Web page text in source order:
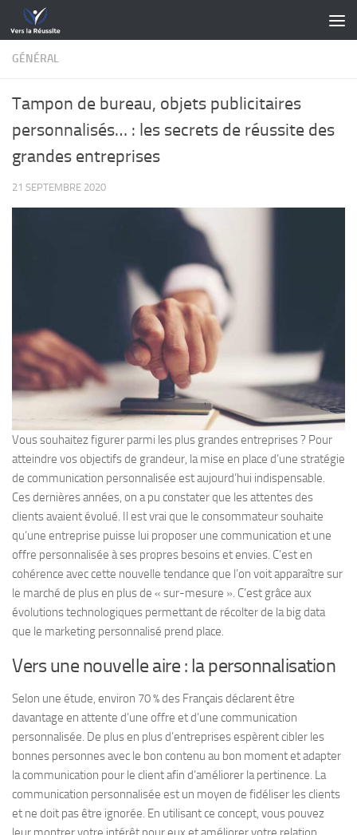
Skip to content
GÉNÉRAL
Tampon de bureau, objets publicitaires
personnalisés… : les secrets de réussite des
grandes entreprises
21 SEPTEMBRE 2020
Vous souhaitez figurer parmi les plus grandes entreprises ? Pour
atteindre vos objectifs de grandeur, la mise en place d’une stratégie
de communication personnalisée est aujourd’hui indispensable.
Ces dernières années, on a pu constater que les attentes des
clients avaient évolué. Il est vrai que le consommateur souhaite
qu’une entreprise puisse lui proposer une communication et une
offre personnalisée à ses propres besoins et envies. C’est en
cohérence avec cette nouvelle tendance que l’on voit apparaître sur
le marché de plus en plus de « sur-mesure ». C’est grâce aux
évolutions technologiques permettant de récolter de la big data
que le marketing personnalisé prend place.
Vers une nouvelle aire : la personnalisation
Selon une étude, environ 70 % des Français déclarent être
davantage en attente d’une offre et d’une communication
personnalisée. De plus en plus d’entreprises espèrent cibler les
bonnes personnes avec le bon contenu au bon moment et adapter
la communication pour le client afin d’améliorer la pertinence. La
communication personnalisée est un moyen de fidéliser les clients
et ne doit pas être ignorée. En utilisant ce concept, vous pouvez